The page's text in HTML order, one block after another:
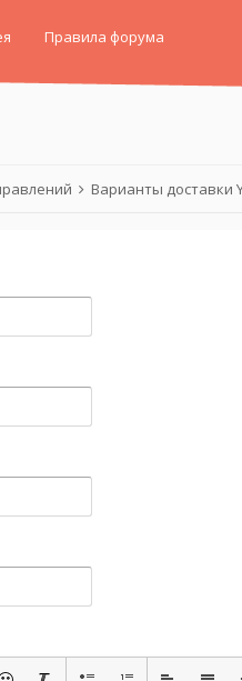
Правила форума
Варианты доставки